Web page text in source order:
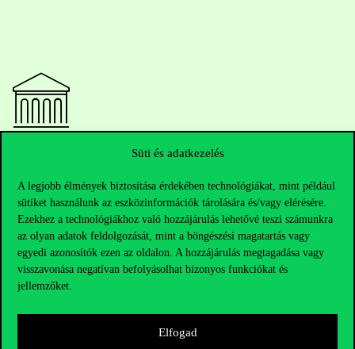
Süti és adatkezelés
A legjobb élmények biztosítása érdekében technológiákat, mint például
sütiket használunk az eszközinformációk tárolására és/vagy elérésére.
Ezekhez a technológiákhoz való hozzájárulás lehetővé teszi számunkra
az olyan adatok feldolgozását, mint a böngészési magatartás vagy
egyedi azonosítók ezen az oldalon. A hozzájárulás megtagadása vagy
visszavonása negatívan befolyásolhat bizonyos funkciókat és
jellemzőket.
Elfogad
Telefonszám:+36 1 482 5000
Kérdésed van a felvételivel kapcsolatban?
HUB jelenlegi hallgatóinknak